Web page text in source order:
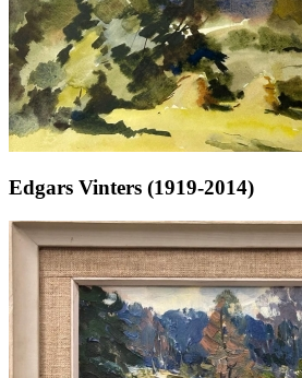
Edgars Vinters (1919-2014)